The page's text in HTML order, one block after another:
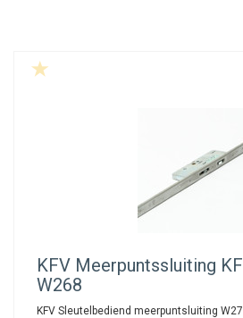
KFV Meerpuntssluiting
W268
KFV Sleutelbediend meerpuntsluiting